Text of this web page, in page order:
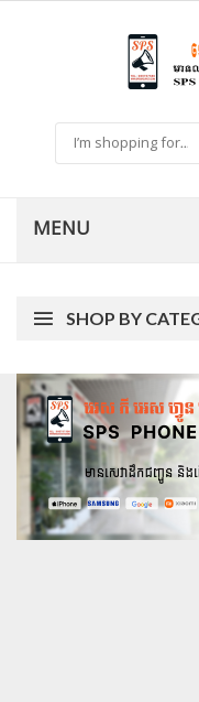
SHOP BY